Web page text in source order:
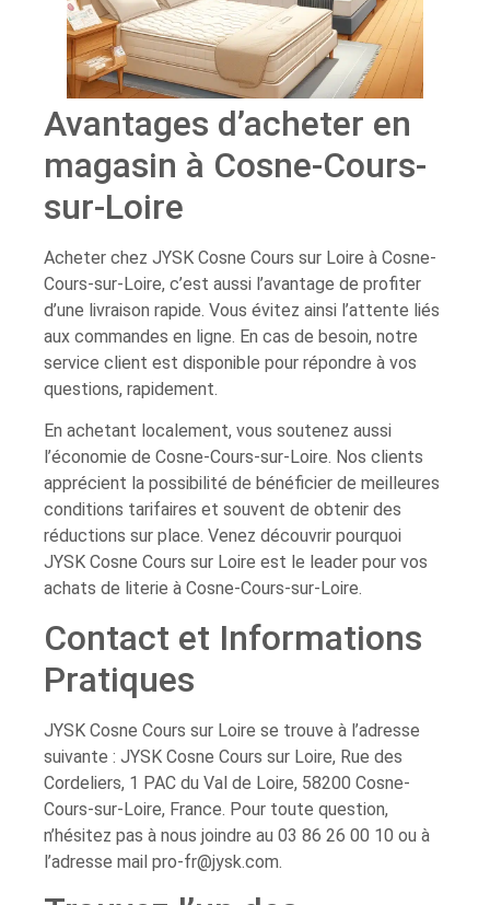
Avantages d’acheter en
magasin à Cosne-Cours-
sur-Loire
Acheter chez JYSK Cosne Cours sur Loire à Cosne-
Cours-sur-Loire, c’est aussi l’avantage de profiter
d’une livraison rapide. Vous évitez ainsi l’attente liés
aux commandes en ligne. En cas de besoin, notre
service client est disponible pour répondre à vos
questions, rapidement.
En achetant localement, vous soutenez aussi
l’économie de Cosne-Cours-sur-Loire. Nos clients
apprécient la possibilité de bénéficier de meilleures
conditions tarifaires et souvent de obtenir des
réductions sur place. Venez découvrir pourquoi
JYSK Cosne Cours sur Loire est le leader pour vos
achats de literie à Cosne-Cours-sur-Loire.
Contact et Informations
Pratiques
JYSK Cosne Cours sur Loire se trouve à l’adresse
suivante : JYSK Cosne Cours sur Loire, Rue des
Cordeliers, 1 PAC du Val de Loire, 58200 Cosne-
Cours-sur-Loire, France. Pour toute question,
n’hésitez pas à nous joindre au 03 86 26 00 10 ou à
l’adresse mail pro-fr@jysk.com.